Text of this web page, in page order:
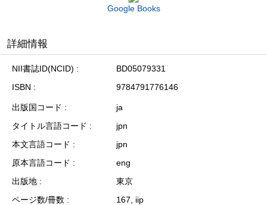
Google Books
詳細情報
NII書誌ID(NCID)
BD05079331
ISBN
9784791776146
出版国コード
ja
タイトル言語コード
jpn
本文言語コード
jpn
原本言語コード
eng
出版地
東京
ページ数/冊数
167, iip